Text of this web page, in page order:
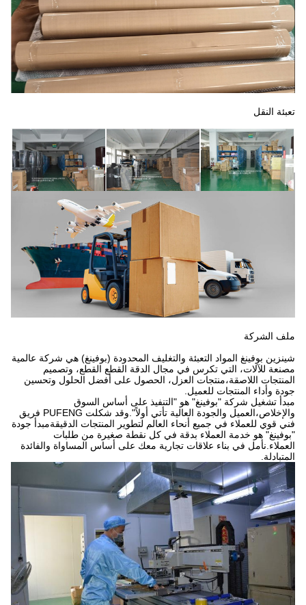
تعبئة النقل
ملف الشركة
شينزين بوفينغ المواد التعبئة والتغليف المحدودة (بوفينغ) هي شركة عالمية
مصنعة للآلات، التي تكرس في مجال الدقة القطع القطع، وتصميم
المنتجات اللاصقة،منتجات العزل، الحصول على أفضل الحلول وتحسين
جودة وأداء المنتجات للعميل.
مبدأ تشغيل شركة "بوفينغ" هو "التنفيذ على أساس السوق
والإخلاص،العميل والجودة العالية تأتي أولاً".وقد شكلت PUFENG فريق
فني قوي للعملاء في جميع أنحاء العالم لتطوير المنتجات الدقيقةمبدأ جودة
"بوفينغ" هو خدمة العملاء بدقة في كل نقطة صغيرة من طلبات
العملاء.نأمل في بناء علاقات تجارية معك على أساس المساواة والفائدة
المتبادلة.